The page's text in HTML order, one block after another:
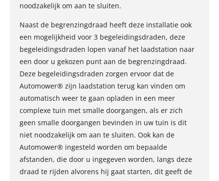
noodzakelijk om aan te sluiten.
Naast de begrenzingdraad heeft deze installatie ook
een mogelijkheid voor 3 begeleidingsdraden, deze
begeleidingsdraden lopen vanaf het laadstation naar
een door u gekozen punt aan de begrenzingdraad.
Deze begeleidingsdraden zorgen ervoor dat de
Automower® zijn laadstation terug kan vinden om
automatisch weer te gaan opladen in een meer
complexe tuin met smalle doorgangen, als er zich
geen smalle doorgangen bevinden in uw tuin is dit
niet noodzakelijk om aan te sluiten. Ook kan de
Automower® ingesteld worden om bepaalde
afstanden, die door u ingegeven worden, langs deze
draad te rijden alvorens hij gaat starten, dit geeft de